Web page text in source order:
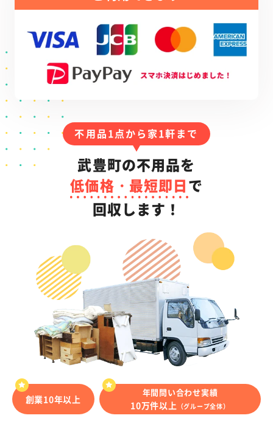
不用品1点から家1軒まで
武豊町の不用品を
低価格・最短即日で
回収します！
創業10年以上
年間問い合わせ実績
10万件以上 （グループ全体）